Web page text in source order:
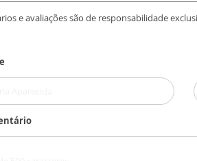
e avaliações são de responsabilidade